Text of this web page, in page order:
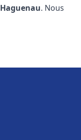
Haguenau. Nous